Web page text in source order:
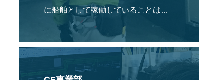
に船舶として稼働していることは大
きなやりがいを感じられます。